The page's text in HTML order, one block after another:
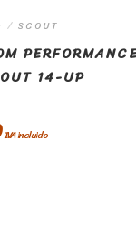
/ SCOUT
14-UP
IVA incluido